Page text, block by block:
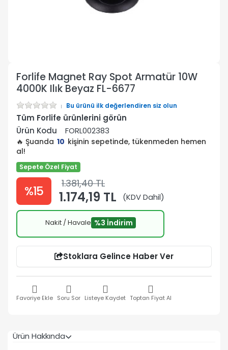
Forlife Magnet Ray Spot Armatür 10W
4000K Ilık Beyaz FL-6677
Bu ürünü ilk değerlendiren siz olun
Tüm Forlife ürünlerini görün
Ürün Kodu
FORL002383
🔥 Şuanda 10 kişinin sepetinde, tükenmeden hemen
al!
Sepete Özel Fiyat
%15 1.381,40 TL
1.174,19 TL (KDV Dahil)
Nakit / Havale %3 İndirim
Stoklara Gelince Haber Ver
Favoriye Ekle Soru Sor Listeye Kaydet Toptan Fiyat Al
Ürün Hakkında